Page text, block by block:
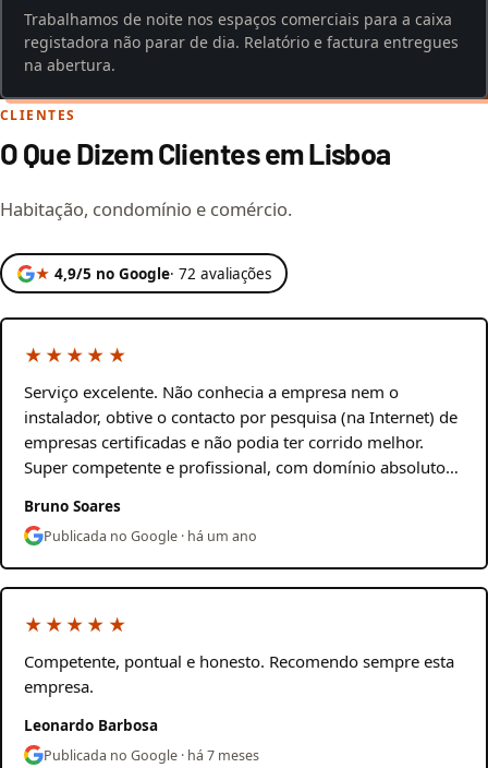
Trabalhamos de noite nos espaços comerciais para a caixa
registadora não parar de dia. Relatório e factura entregues
na abertura.
CLIENTES
O Que Dizem Clientes em Lisboa
Habitação, condomínio e comércio.
★ 4,9/5 no Google· 72 avaliações
★★★★★
Serviço excelente. Não conhecia a empresa nem o
instalador, obtive o contacto por pesquisa (na Internet) de
empresas certificadas e não podia ter corrido melhor.
Super competente e profissional, com domínio absoluto…
Bruno Soares
Publicada no Google · há um ano
★★★★★
Competente, pontual e honesto. Recomendo sempre esta
empresa.
Leonardo Barbosa
Publicada no Google · há 7 meses